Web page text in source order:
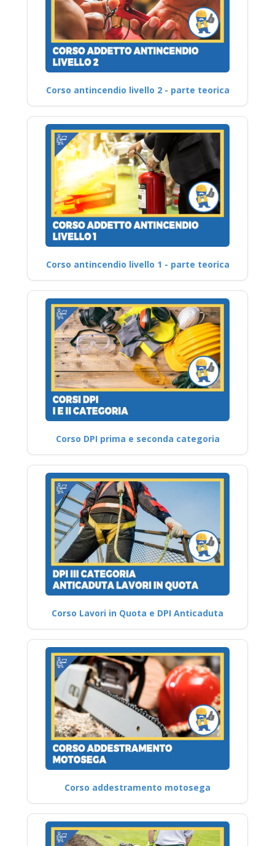
Corso antincendio livello 2 - parte teorica
Corso antincendio livello 1 - parte teorica
Corso DPI prima e seconda categoria
Corso Lavori in Quota e DPI Anticaduta
Corso addestramento motosega